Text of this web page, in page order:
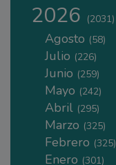
2026 (2031)
Agosto (58)
Julio (226)
Junio (259)
Mayo (242)
Abril (295)
Marzo (325)
Febrero (325)
Enero (301)